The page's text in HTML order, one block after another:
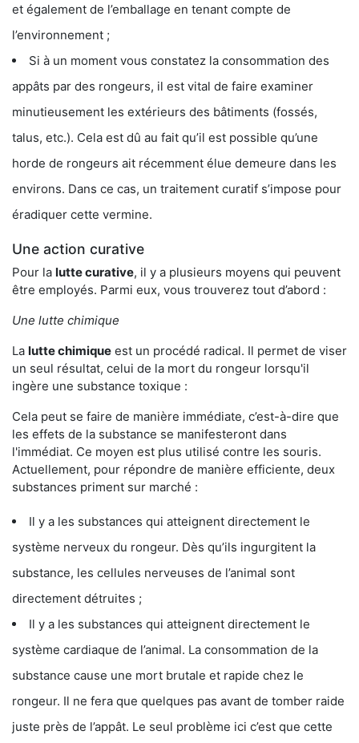
et également de l’emballage en tenant compte de
l’environnement ;
Si à un moment vous constatez la consommation des
appâts par des rongeurs, il est vital de faire examiner
minutieusement les extérieurs des bâtiments (fossés,
talus, etc.). Cela est dû au fait qu’il est possible qu’une
horde de rongeurs ait récemment élue demeure dans les
environs. Dans ce cas, un traitement curatif s’impose pour
éradiquer cette vermine.
Une action curative
Pour la lutte curative, il y a plusieurs moyens qui peuvent
être employés. Parmi eux, vous trouverez tout d’abord :
Une lutte chimique
La lutte chimique est un procédé radical. Il permet de viser
un seul résultat, celui de la mort du rongeur lorsqu'il
ingère une substance toxique :
Cela peut se faire de manière immédiate, c’est-à-dire que
les effets de la substance se manifesteront dans
l'immédiat. Ce moyen est plus utilisé contre les souris.
Actuellement, pour répondre de manière efficiente, deux
substances priment sur marché :
Il y a les substances qui atteignent directement le
système nerveux du rongeur. Dès qu’ils ingurgitent la
substance, les cellules nerveuses de l’animal sont
directement détruites ;
Il y a les substances qui atteignent directement le
système cardiaque de l’animal. La consommation de la
substance cause une mort brutale et rapide chez le
rongeur. Il ne fera que quelques pas avant de tomber raide
juste près de l’appât. Le seul problème ici c’est que cette